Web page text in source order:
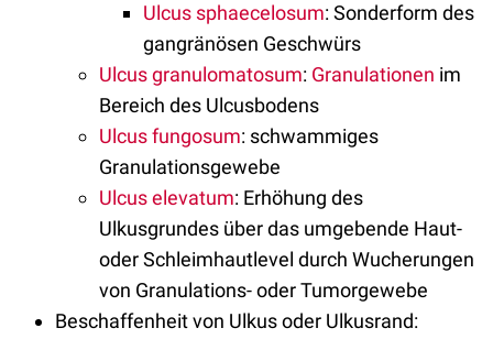
Ulcus sphaecelosum: Sonderform des
gangränösen Geschwürs
Ulcus granulomatosum: Granulationen im
Bereich des Ulcusbodens
Ulcus fungosum: schwammiges
Granulationsgewebe
Ulcus elevatum: Erhöhung des
Ulkusgrundes über das umgebende Haut-
oder Schleimhautlevel durch Wucherungen
von Granulations- oder Tumorgewebe
Beschaffenheit von Ulkus oder Ulkusrand: